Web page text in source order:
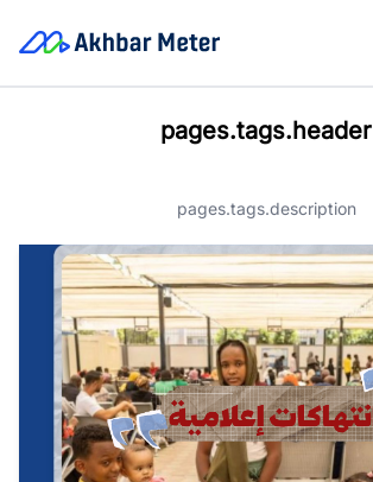
pages.tags.header
pages.tags.description